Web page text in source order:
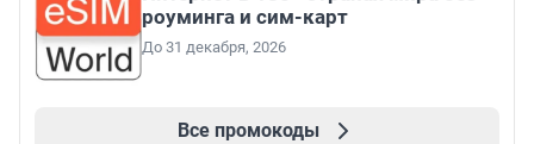
роуминга и сим-карт
До 31 декабря, 2026
Все промокоды